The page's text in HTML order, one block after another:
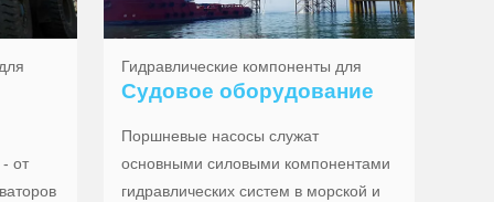
от
Гидравлические компоненты для
Судовое оборудование
Поршневые насосы служат
основными силовыми компонентами
гидравлических систем в морской и